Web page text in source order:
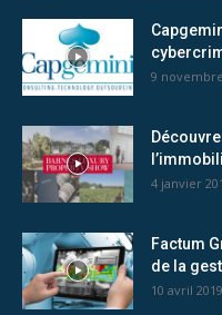
9
4 janvier
Factum
de la
10 avril 2019